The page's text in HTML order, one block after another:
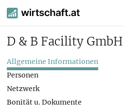
D & B Facility GmbH
Allgemeine Informationen
Personen
Netzwerk
Bonität u. Dokumente